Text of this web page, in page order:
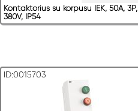
Kontaktorius su korpusu IEK, 50A, 3P,
380V, IP54
ID:0015703